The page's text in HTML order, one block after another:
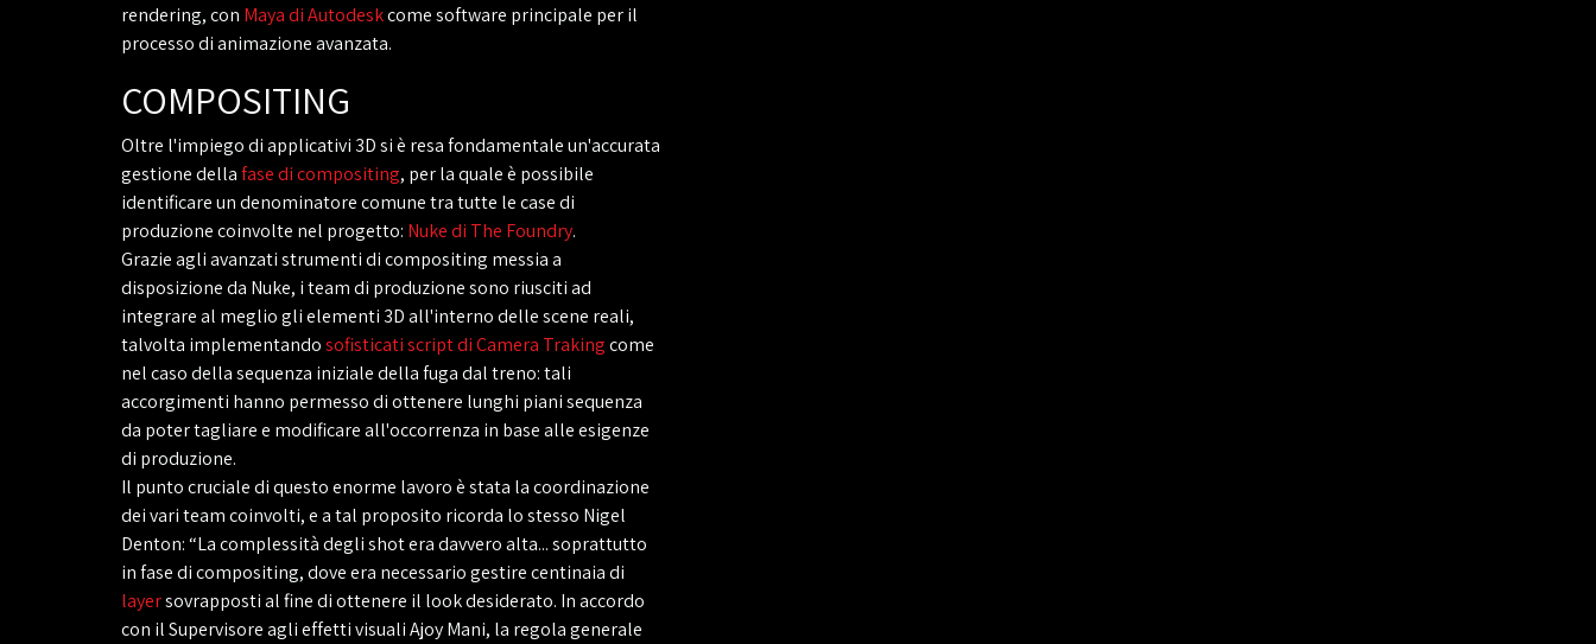
rendering, con Maya di Autodeskcome software principale per il
processo di animazione avanzata.
COMPOSITING
Oltre l'impiego di applicativi 3D si è resa fondamentale un'accurata
gestione dellafase di compositing, per la quale è possibile
identificare un denominatore comune tra tutte le case di
produzione coinvolte nel progetto: Nuke di The Foundry.
Grazie agli avanzati strumenti di compositing messia a
disposizione da Nuke, i team di produzione sono riusciti ad
integrare al meglio gli elementi 3D all'interno delle scene reali,
talvolta implementandosofisticati script di Camera Trakingcome
nel caso della sequenza iniziale della fuga dal treno: tali
accorgimenti hanno permesso di ottenere lunghi piani sequenza
da poter tagliare e modificare all'occorrenza in base alle esigenze
di produzione.
Il punto cruciale di questo enorme lavoro è stata la coordinazione
dei vari team coinvolti, e a tal proposito ricorda lo stesso Nigel
Denton: “La complessità degli shot era davvero alta... soprattutto
in fase di compositing, dove era necessario gestire centinaia di
layersovrapposti al fine di ottenere il look desiderato. In accordo
con il Supervisore agli effetti visuali Ajoy Mani, la regola generale